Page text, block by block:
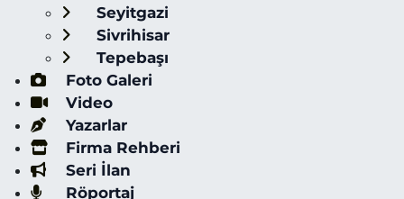
Seyitgazi
Sivrihisar
Tepebaşı
Foto Galeri
Video
Yazarlar
Firma Rehberi
Seri İlan
Röportaj